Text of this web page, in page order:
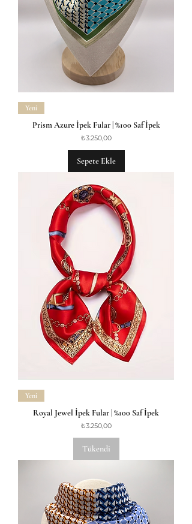
Yeni
Prism Azure İpek Fular | %100 Saf İpek
Fiyat
₺3.250,00
Sepete Ekle
Yeni
Royal Jewel İpek Fular | %100 Saf İpek
Fiyat
₺3.250,00
Tükendi